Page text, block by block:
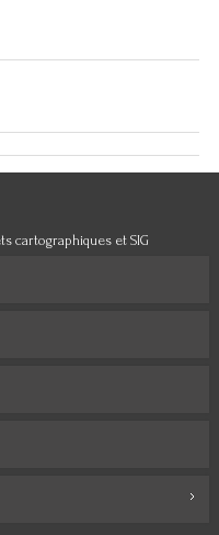
cartographiques et SIG